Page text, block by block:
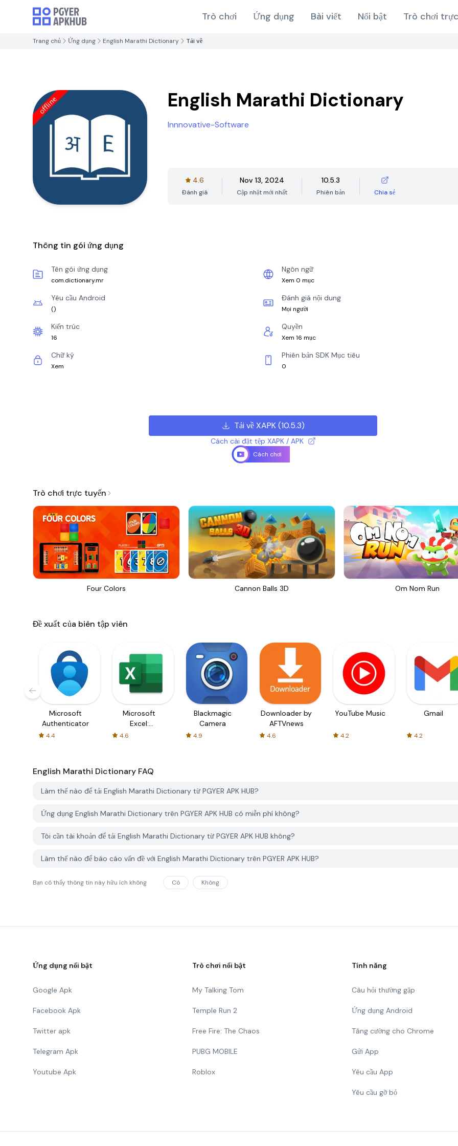
Trò chơi Ứng dụng Bài viết Nổi bật Trò chơi
Trang chủ Ứng dụng English Marathi Dictionary Tải về
English Marathi Dictionary
Innnovative-Software
4.6
Đánh giá
Nov 13, 2024
Cập nhật mới nhất
10.5.3
Phiên bản Chia sẻ
Thông tin gói ứng dụng
Tên gói ứng dụng
com.dictionary.mr
Ngôn ngữ
Xem 0 mục
Yêu cầu Android
()
Đánh giá nội dung
Mọi người
Kiến trúc
16
Quyền
Xem 16 mục
Chữ ký
Xem
Phiên bản SDK Mục tiêu
0
Tải về XAPK(10.5.3)
Cách cài đặt tệp XAPK / APK
Cách chơi
Trò chơi trực tuyến
Four Colors Cannon Balls 3D Om Nom Run
Đề xuất của biên tập viên
Microsoft
Authenticator
4.4
Microsoft
Excel:
Spreadsheets
4.6
Blackmagic
Camera
4.9
Downloader by
AFTVnews
4.6
YouTube Music
4.2
Gmail
4.2
English Marathi Dictionary FAQ
Làm thế nào để tải English Marathi Dictionary từ PGYER APK HUB?
Ứng dụng English Marathi Dictionary trên PGYER APK HUB có miễn phí không?
Tôi cần tài khoản để tải English Marathi Dictionary từ PGYER APK HUB không?
Làm thế nào để báo cáo vấn đề với English Marathi Dictionary trên PGYER APK HUB?
Bạn có thấy thông tin này hữu ích không Có Không
Ứng dụng nổi bật
Google Apk
Facebook Apk
Twitter apk
Telegram Apk
Youtube Apk
Trò chơi nổi bật
My Talking Tom
Temple Run 2
Free Fire: The Chaos
PUBG MOBILE
Roblox
Tính năng
Câu hỏi thường gặp
Ứng dụng Android
Tăng cường cho Chrome
Gửi App
Yêu cầu App
Yêu cầu gỡ bỏ